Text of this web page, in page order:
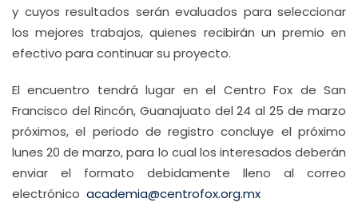
y cuyos resultados serán evaluados para seleccionar
los mejores trabajos, quienes recibirán un premio en
efectivo para continuar su proyecto.
El encuentro tendrá lugar en el Centro Fox de San
Francisco del Rincón, Guanajuato del 24 al 25 de marzo
próximos, el periodo de registro concluye el próximo
lunes 20 de marzo, para lo cual los interesados deberán
enviar el formato debidamente lleno al correo
electrónico academia@centrofox.org.mx